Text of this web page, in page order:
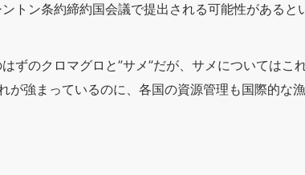
トン条約締約国会議で提出される可能性があると
ずのクロマグロと”サメ”だが、サメについてはこ
が強まっているのに、各国の資源管理も国際的な